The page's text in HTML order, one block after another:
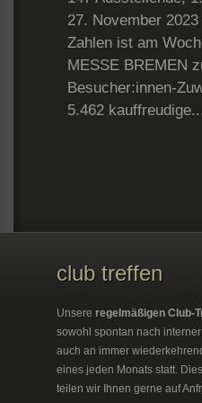
27. November
Zahlen ist am
MESSE BREMEN
Besucher:innen-
5.462 kauffreudige...
club treffen
Unsere regelmäßigen Club-
sowohl spontan nach
auch an immer
eines jeden Monats statt.
teilen wir Ihnen gerne auf